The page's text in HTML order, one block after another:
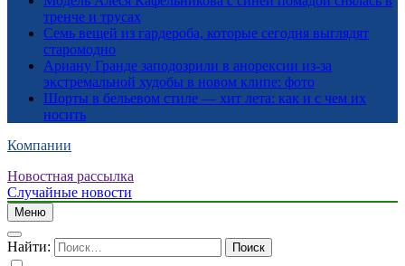
тренче и трусах
Семь вещей из гардероба, которые сегодня выглядят
старомодно
Ариану Гранде заподозрили в анорексии из-за
экстремальной худобы в новом клипе: фото
Шорты в бельевом стиле — хит лета: как и с чем их
носить
Компании
Новостная рассылка
Случайные новости
Меню
Найти: